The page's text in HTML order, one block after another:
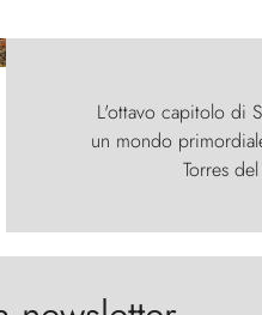
L'ottavo capitolo di
un mondo
Torres